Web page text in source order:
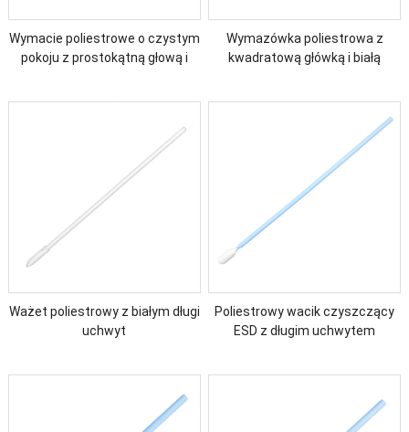
Wymacie poliestrowe o czystym
pokoju z prostokątną głową i
Wymazówka poliestrowa z
kwadratową główką i białą
Ważet poliestrowy z białym długi
uchwyt
Poliestrowy wacik czyszczący
ESD z długim uchwytem